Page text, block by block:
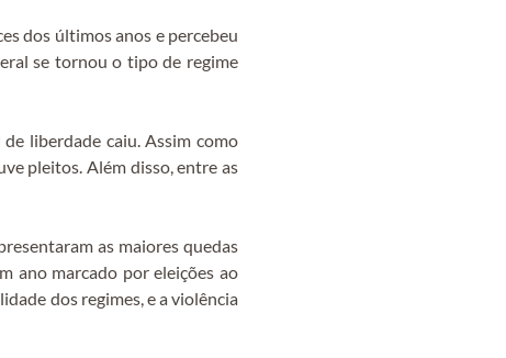
dos últimos anos e percebeu
se tornou o tipo de regime
liberdade caiu. Assim como
pleitos. Além disso, entre as
as maiores quedas
ano marcado por eleições ao
dos regimes, e a violência